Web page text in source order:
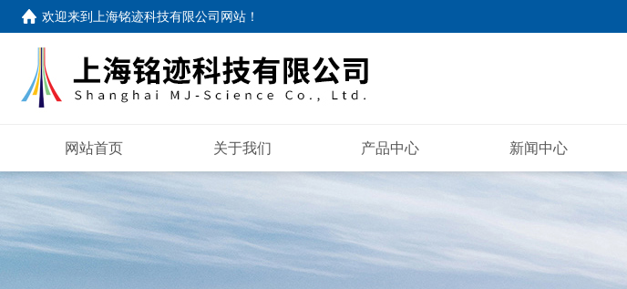
欢迎来到 上海铭迹科技有限公司网站 ！
网站首页 关于我们 产品中心 新闻中心